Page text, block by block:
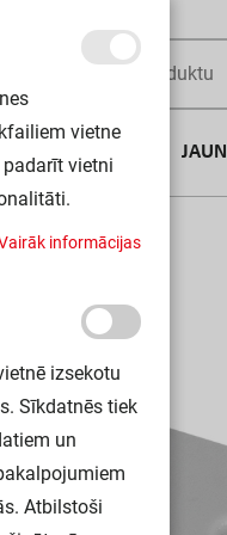
LEDV
vietne
vietni
airāk informācijas
izsekotu
Sīkdatnēs tiek
un
Atbilstoši